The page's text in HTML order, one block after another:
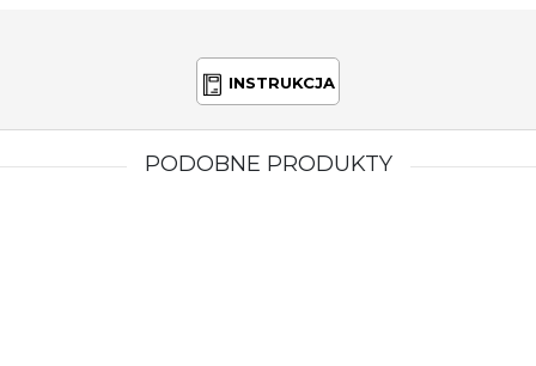
INSTRUKCJA
PODOBNE PRODUKTY